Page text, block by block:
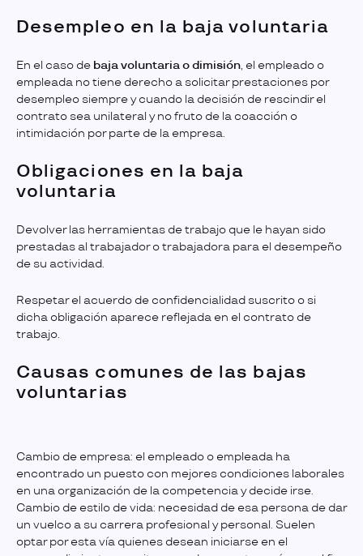
Desempleo en la baja voluntaria
En el caso de baja voluntaria o dimisión, el empleado o
empleada no tiene derecho a solicitar prestaciones por
desempleo siempre y cuando la decisión de rescindir el
contrato sea unilateral y no fruto de la coacción o
intimidación por parte de la empresa.
Obligaciones en la baja
voluntaria
Devolver las herramientas de trabajo que le hayan sido
prestadas al trabajador o trabajadora para el desempeño
de su actividad.
Respetar el acuerdo de confidencialidad suscrito o si
dicha obligación aparece reflejada en el contrato de
trabajo.
Causas comunes de las bajas
voluntarias
Cambio de empresa: el empleado o empleada ha
encontrado un puesto con mejores condiciones laborales
en una organización de la competencia y decide irse.
Cambio de estilo de vida: necesidad de esa persona de dar
un vuelco a su carrera profesional y personal. Suelen
optar por esta vía quienes desean iniciarse en el